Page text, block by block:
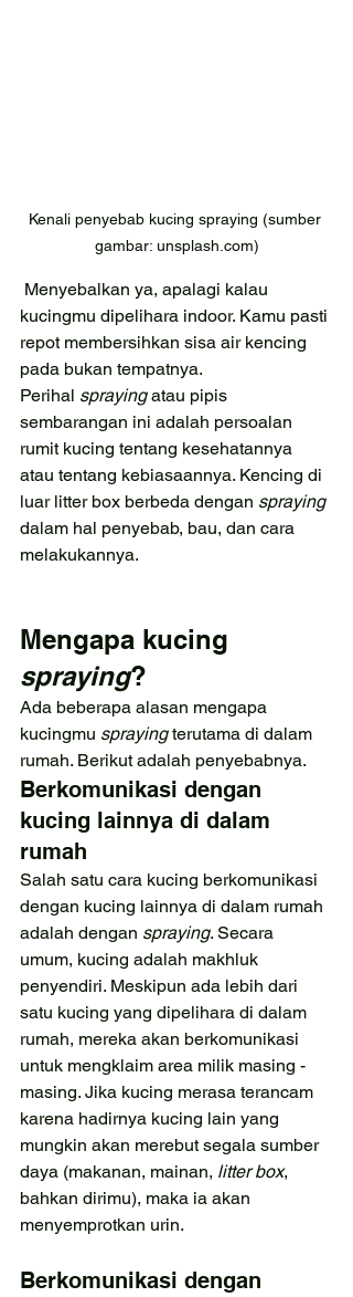
Kenali penyebab kucing spraying (sumber
gambar: unsplash.com)
kucingmu dipelihara indoor. Kamu pasti
repot membersihkan sisa air kencing
pada bukan tempatnya.
Perihal spraying atau pipis
sembarangan ini adalah persoalan
rumit kucing tentang kesehatannya
atau tentang kebiasaannya. Kencing di
luar litter box berbeda dengan spraying
dalam hal penyebab, bau, dan cara
melakukannya.
Mengapa kucing
spraying?
Ada beberapa alasan mengapa
kucingmu spraying terutama di dalam
rumah. Berikut adalah penyebabnya.
Berkomunikasi dengan
kucing lainnya di dalam
rumah
Salah satu cara kucing berkomunikasi
dengan kucing lainnya di dalam rumah
adalah dengan spraying. Secara
umum, kucing adalah makhluk
penyendiri. Meskipun ada lebih dari
satu kucing yang dipelihara di dalam
rumah, mereka akan berkomunikasi
untuk mengklaim area milik masing -
masing. Jika kucing merasa terancam
karena hadirnya kucing lain yang
mungkin akan merebut segala sumber
daya (makanan, mainan, litter box,
bahkan dirimu), maka ia akan
menyemprotkan urin.
Berkomunikasi dengan